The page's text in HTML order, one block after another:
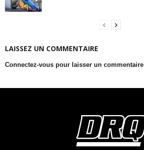
LAISSEZ UN COMMENTAIRE
Connectez-vous pour laisser un commentaire